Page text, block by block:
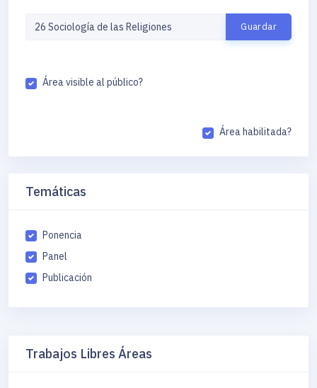
Área visible al público?
Área habilitada?
Temáticas
Ponencia
Panel
Publicación
Trabajos Libres Áreas